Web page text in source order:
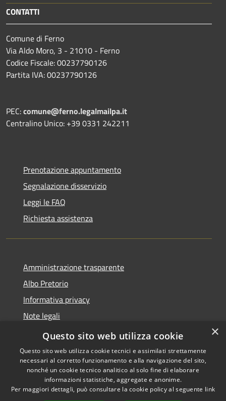
CONTATTI
Comune di Ferno
Via Aldo Moro, 3 - 21010 - Ferno
Codice Fiscale: 00237790126
Partita IVA: 00237790126
PEC:comune@ferno.legalmailpa.it
Centralino Unico: +39 0331 242211
Prenotazione appuntamento
Segnalazione disservizio
Leggi le FAQ
Richiesta assistenza
Amministrazione trasparente
Albo Pretorio
Informativa privacy
Note legali
Dichiarazione di accessibilità
Accessibilità
Copyright © 2026 • Comune di
Ferno • Powered by
×
Questo sito web utilizza cookie
Questo sito web utilizza cookie tecnici e assimilati strettamente
necessari al corretto funzionamento e alla navigazione del sito,
nonché un cookie tecnico analitico al solo fine di elaborare
informazioni statistiche, aggregate e anonime.
Per maggiori dettagli, può consultare la cookie policy al seguente link